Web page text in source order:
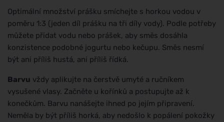
Optimální množství prášku smíchejte s horkou vodou v
poměru 1:3 (jeden díl prášku na tři díly vody). Podle potřeby
můžete přidat vodu nebo prášek, aby směs dosáhla
konzistence podobné jogurtu nebo kečupu. Směs nesmí
být ani příliš hustá, ani příliš řídká.
Barvu vždy aplikujte na čerstvě umyté a ručníkem
vysušené vlasy. Začněte u kořínků a postupujte až k
konečkům. Barvu nanášejte ihned po jejím připravení.
Neměla by být příliš horká, aby nedošlo k popálení pokožky